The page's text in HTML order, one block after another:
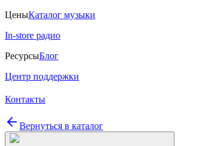
ЦеныКаталог музыки
In-store радио
РесурсыБлог
Центр поддержки
Контакты
Вернуться в каталог